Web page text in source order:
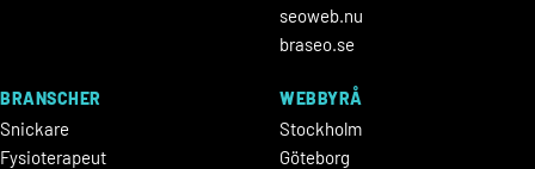
seoweb.nu
braseo.se
BRANSCHER
Snickare
Fysioterapeut
WEBBYRÅ
Stockholm
Göteborg